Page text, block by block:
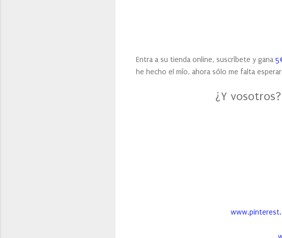
Entra a su tienda online, suscríbete y gana
he hecho el mío, ahora sólo me falta
¿Y